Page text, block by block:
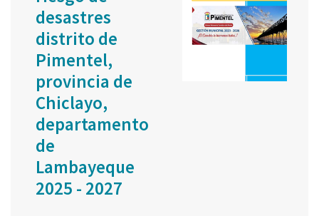
desastres
distrito de
Pimentel,
provincia de
Chiclayo,
departamento
de
Lambayeque
2025 - 2027